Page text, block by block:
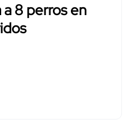
8 perros en